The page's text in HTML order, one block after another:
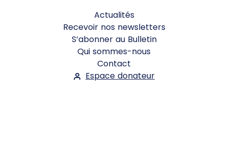
Actualités
Recevoir nos newsletters
S’abonner au Bulletin
Qui sommes-nous
Contact
Espace donateur